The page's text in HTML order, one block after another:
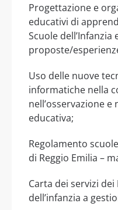
Progettazione e
educativi di
Scuole
proposte/
Uso delle nuove
informatiche nella
nell’osservazione
educativa;
Regolamento
di Reggio Emilia –
Carta dei servizi
dell’infanzia a